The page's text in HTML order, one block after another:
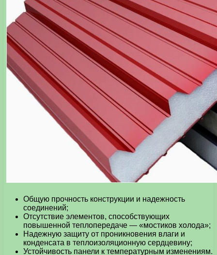
Общую прочность конструкции и надежность
соединений;
Отсутствие элементов, способствующих
повышенной теплопередаче — «мостиков холода»;
Надежную защиту от проникновения влаги и
конденсата в теплоизоляционную сердцевину;
Устойчивость панели к температурным изменениям.